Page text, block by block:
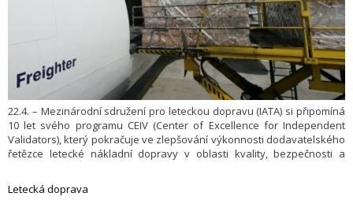
22.4. – Mezinárodní sdružení pro leteckou dopravu (IATA) si připomíná
10 let svého programu CEIV (Center of Excellence for Independent
Validators), který pokračuje ve zlepšování výkonnosti dodavatelského
řetězce letecké nákladní dopravy v oblasti kvality, bezpečnosti a
Letecká doprava